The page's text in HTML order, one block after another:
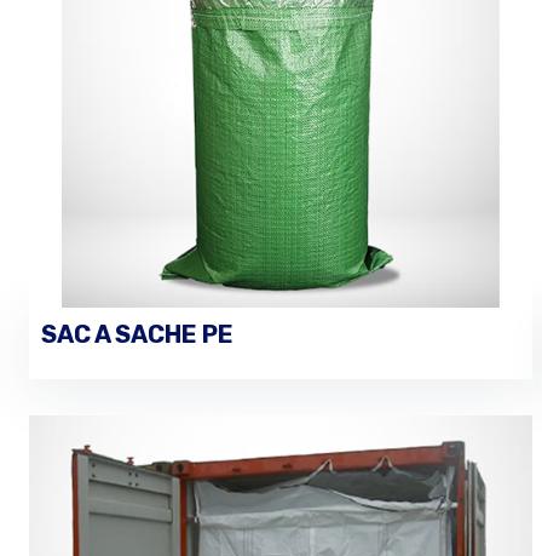
VOIR LES DÉTAILS
SAC A SACHE PE